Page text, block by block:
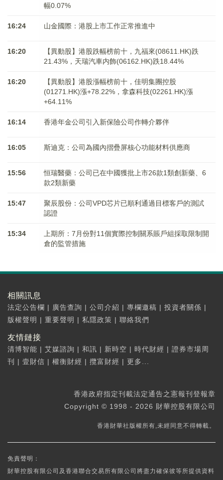
幅0.07%
16:24 山金國際：港股上市工作正常推進中
16:20
【異動股】港股跌幅榜前十，九福來(08611.HK)跌
21.43%，天瑞汽車内飾(06162.HK)跌18.44%
16:20
【異動股】港股漲幅榜前十，佳明集團控股
(01271.HK)漲+78.22%，拿森科技(02261.HK)漲
+64.11%
16:14 香港年金公司引入新保險公司作轉介夥伴
16:05 斯迪克：公司為國內摺疊屏核心功能材料供應商
15:56
恒瑞醫藥：公司已在中國獲批上市26款1類創新藥、6
款2類新藥
15:47
聚辰股份：公司VPD芯片已順利通過目標客戶的測試
認證
15:34
上期所：7月份對11個實際控制關系賬戶組採取限制開
倉的監管措施
相關訊息
法定公告欄 | 廣告查詢 | 公司介紹 | 專欄邀稿 | 投資者關係 |
版權聲明 | 重要聲明 | 私隱政策 | 聯絡我們
友情鏈接
清博智能 | 艾媒諮詢 | 和訊 | 新時空 | 時代財經 | 證券市場周
刊
| 壹財信 | 權衡財經 | 攬富財經 | 更多...
香港政府指定刊載法定通告之憲報刊登報章
Copyright © 1998 - 2026 財華控股有限公司
香港財華社版權所有,未經同意不得轉載。
免責聲明：
財華控股有限公司及香港聯合交易所有限公司將盡力確保彼等所提供資料